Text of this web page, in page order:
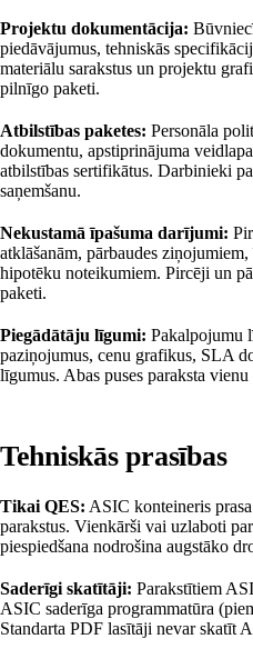
Projektu dokumentācija:
piedāvājumus, tehniskās
materiālu sarakstus un projektu
pilnīgo paketi.
Atbilstības paketes: Personāla
dokumentu, apstiprinājuma
atbilstības sertifikātus. Darbinieki
saņemšanu.
Nekustamā īpašuma darījumi:
atklāšanām, pārbaudes
hipotēku noteikumiem. Pircēji un
paketi.
Piegādātāju līgumi: Pakalpojumu
paziņojumus, cenu grafikus, SLA
līgumus. Abas puses paraksta
Tehniskās prasības
Tikai QES: ASIC konteineris
parakstus. Vienkārši vai uzlaboti
piespiedšana nodrošina augstāko
Saderīgi skatītāji: Parakstītiem
ASIC saderīga programmatūra
Standarta PDF lasītāji nevar skatīt